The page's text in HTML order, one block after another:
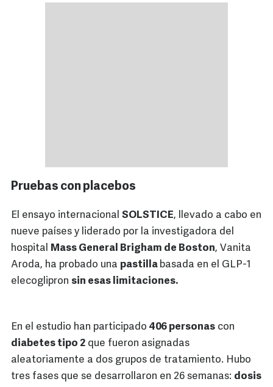
Pruebas con placebos
El ensayo internacional SOLSTICE, llevado a cabo en
nueve países y liderado por la investigadora del
hospital Mass General Brigham de Boston, Vanita
Aroda, ha probado una pastilla basada en el GLP-1
elecoglipron sin esas limitaciones.
En el estudio han participado 406 personas con
diabetes tipo 2 que fueron asignadas
aleatoriamente a dos grupos de tratamiento. Hubo
tres fases que se desarrollaron en 26 semanas: dosis